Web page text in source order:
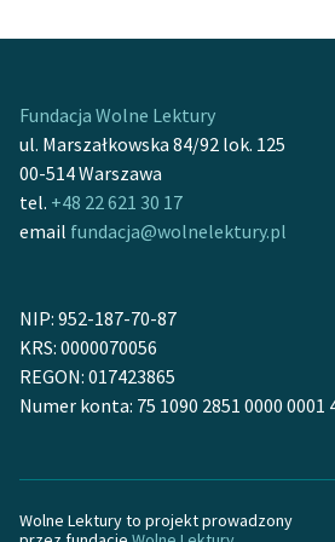
nakazy. W 1852 r. wybuchła
Antoniewicz zajął się opieką nad
wybrany przełożonym klasztoru w
zachorował na cholerę i zmarł.
Fundacja Wolne Lektury
ul. Marszałkowska 84/92 lok. 125
00-514 Warszawa
tel. +48 22 621 30 17
email fundacja@wolnelektury.pl
NIP: 952-187-70-87
KRS: 0000070056
REGON: 017423865
Numer konta: 75 1090 2851 0000 0001
Wolne Lektury to projekt prowadzony